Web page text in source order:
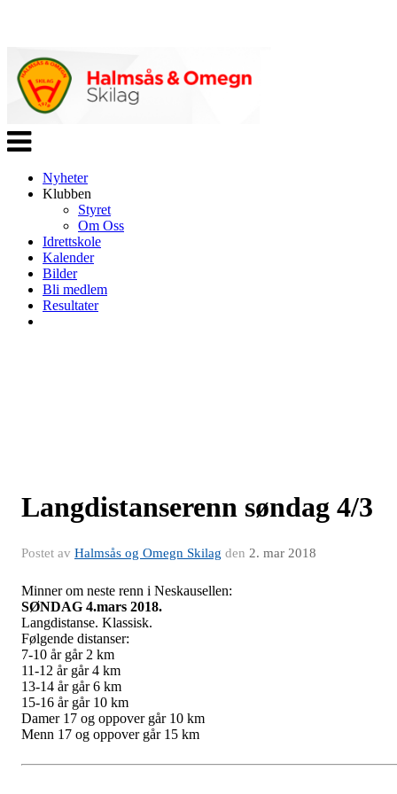
Veksle
navigasjon
Nyheter
Klubben
Styret
Om Oss
Idrettskole
Kalender
Bilder
Bli medlem
Resultater
Langdistanserenn søndag 4/3
Postet av Halmsås og Omegn Skilag den 2. mar 2018
Minner om neste renn i Neskausellen:
SØNDAG 4.mars 2018.
Langdistanse. Klassisk.
Følgende distanser:
7-10 år går 2 km
11-12 år går 4 km
13-14 år går 6 km
15-16 år går 10 km
Damer 17 og oppover går 10 km
Menn 17 og oppover går 15 km